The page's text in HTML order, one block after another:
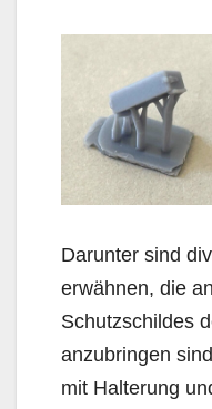
Darunter sind
erwähnen, die
Schutzschildes
anzubringen
mit Halterung